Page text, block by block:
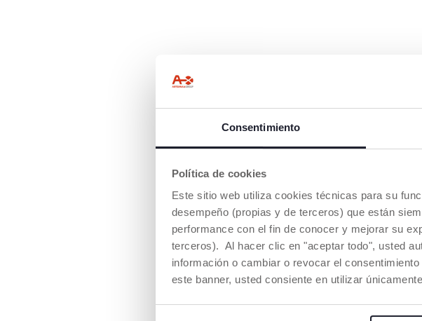
Consentimiento
Política de cookies
Este sitio web utiliza cookies técnicas para su
desempeño (propias y de terceros) que están
performance con el fin de conocer y mejorar su
terceros). Al hacer clic en "aceptar todo", usted
información o cambiar o revocar el
este banner, usted consiente en utilizar